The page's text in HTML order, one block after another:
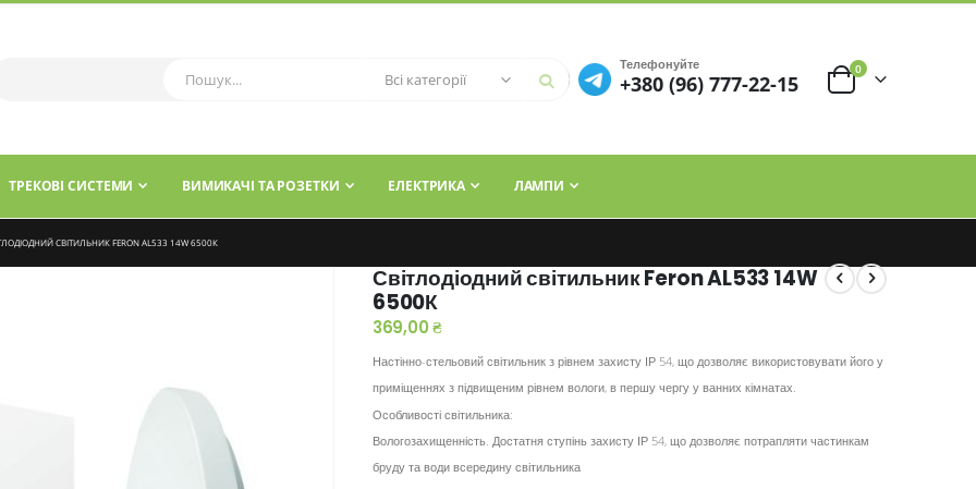
Телефонуйте
+380 (96) 777-22-15
0елементи
ТРЕКОВІ СИСТЕМИ ВИМИКАЧІ ТА РОЗЕТКИ ЕЛЕКТРИКА ЛАМПИ
СВІТИЛЬНИК FERON AL533 14W 6500К
Світлодіодний світильник Feron AL533 14W
6500К
369,00 ₴
Настінно-стельовий світильник з рівнем захисту ІР 54, що дозволяє використовувати його у
приміщеннях з підвищеним рівнем вологи, в першу чергу у ванних кімнатах.
Особливості світильника:
Вологозахищенність. Достатня ступінь захисту ІР 54, що дозволяє потрапляти частинкам
бруду та води всередину світильника